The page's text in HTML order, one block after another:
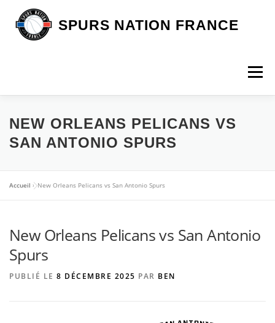
contenu
SPURS NATION FRANCE
Menu
DEVENIR MEMBRE LA BOUTIQUE SNF
NEW ORLEANS PELICANS VS
SAN ANTONIO SPURS
Accueil »New Orleans Pelicans vs San Antonio Spurs
New Orleans Pelicans vs San Antonio
Spurs
PUBLIÉ LE 8 DÉCEMBRE 2025 PAR BEN